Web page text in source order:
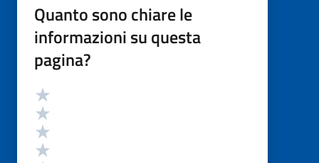
Quanto sono chiare le
informazioni su questa
pagina?
Valutazione